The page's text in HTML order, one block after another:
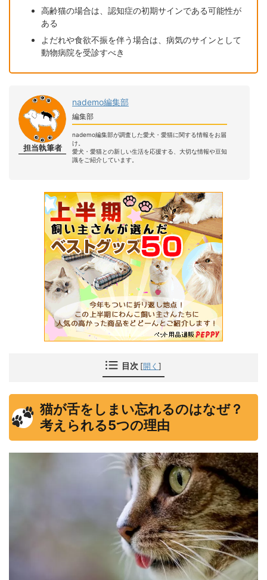
高齢猫の場合は、認知症の初期サインである可能性が
ある
よだれや食欲不振を伴う場合は、病気のサインとして
動物病院を受診すべき
担当執筆者
nademo編集部
編集部
nademo編集部が調査した愛犬・愛猫に関する情報をお届
け。
愛犬・愛猫との新しい生活を応援する、大切な情報や豆知
識をご紹介しています。
目次 [開く ]
猫が舌をしまい忘れるのはなぜ？
考えられる5つの理由